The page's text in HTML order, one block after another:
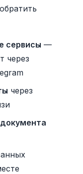
сервисы —
через
через